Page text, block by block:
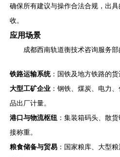
确保所有建议与操作合法合规，出
收。
应用场景
成都西南轨道衡技术咨询服务
铁路运输系统：国铁及地方铁路的货
大型工矿企业 ：钢铁、煤炭、电力
品出厂计量。
港口与物流枢纽 ：集装箱码头、散
接称重。
粮食储备与贸易 ：国家粮库、大型